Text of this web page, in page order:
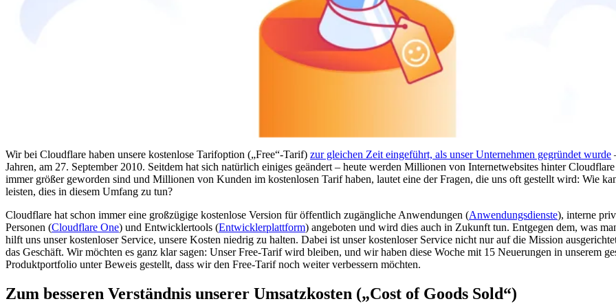
Wir bei Cloudflare haben unsere kostenlose Tarifoption („Free“-Tarif) zur gleichen Zeit eingeführt, als unser Unternehmen gegründet wurde
Jahren, am 27. September 2010. Seitdem hat sich natürlich einiges geändert – heute werden Millionen von Internetwebsites hinter
immer größer geworden sind und Millionen von Kunden im kostenlosen Tarif haben, lautet eine der Fragen, die uns oft gestellt wird: Wie
leisten, dies in diesem Umfang zu tun?
Cloudflare hat schon immer eine großzügige kostenlose Version für öffentlich zugängliche Anwendungen (Anwendungsdienste), interne
Personen (Cloudflare One) und Entwicklertools (Entwicklerplattform) angeboten und wird dies auch in Zukunft tun. Entgegen dem, was
hilft uns unser kostenloser Service, unsere Kosten niedrig zu halten. Dabei ist unser kostenloser Service nicht nur auf die Mission
das Geschäft. Wir möchten es ganz klar sagen: Unser Free-Tarif wird bleiben, und wir haben diese Woche mit 15 Neuerungen in unserem
Produktportfolio unter Beweis gestellt, dass wir den Free-Tarif noch weiter verbessern möchten.
Zum besseren Verständnis unserer Umsatzkosten („Cost of Goods Sold“)